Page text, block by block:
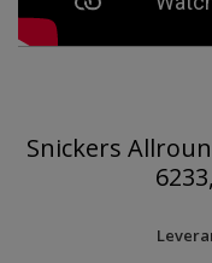
Snickers